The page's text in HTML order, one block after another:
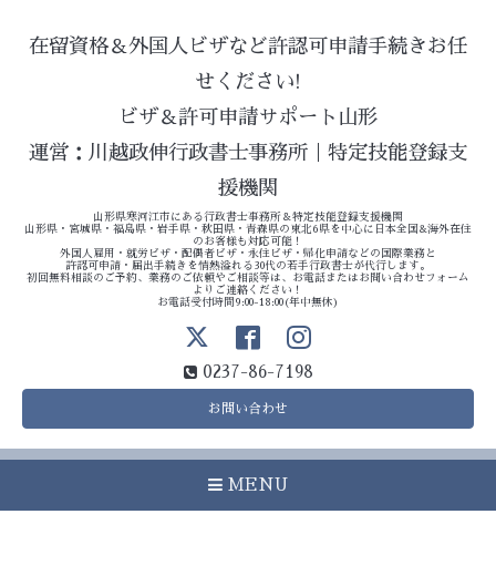
在留資格＆外国人ビザなど許認可申請手続きお任
せください!
ビザ＆許可申請サポート山形
運営：川越政伸行政書士事務所｜特定技能登録支
援機関
山形県寒河江市にある行政書士事務所＆特定技能登録支援機関
山形県・宮城県・福島県・岩手県・秋田県・青森県の東北6県を中心に日本全国&海外在住
のお客様も対応可能！
外国人雇用・就労ビザ・配偶者ビザ・永住ビザ・帰化申請などの国際業務と
許認可申請・届出手続きを情熱溢れる30代の若手行政書士が代行します。
初回無料相談のご予約、業務のご依頼やご相談等は、お電話またはお問い合わせフォーム
よりご連絡ください！
お電話受付時間9:00-18:00(年中無休)
0237-86-7198
お問い合わせ
MENU